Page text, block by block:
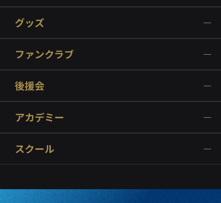
グッズ
ファンクラブ
後援会
アカデミー
スクール